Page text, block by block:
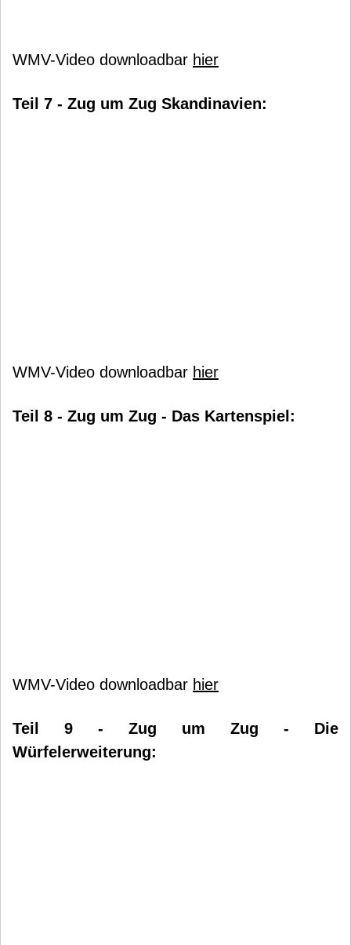
WMV-Video downloadbar hier
Teil 7 - Zug um Zug Skandinavien:
WMV-Video downloadbar hier
Teil 8 - Zug um Zug - Das Kartenspiel:
WMV-Video downloadbar hier
Teil 9 - Zug um Zug - Die
Würfelerweiterung: